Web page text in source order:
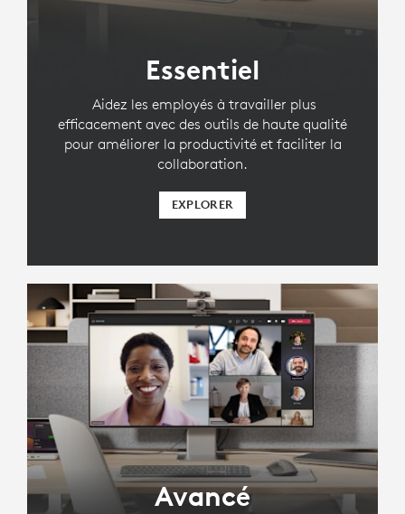
Essentiel
Aidez les employés à travailler plus
efficacement avec des outils de haute qualité
pour améliorer la productivité et faciliter la
collaboration.
EXPLORER
Avancé